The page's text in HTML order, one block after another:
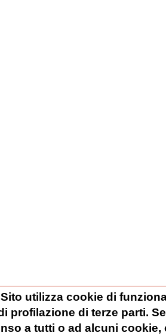
utilizza cookie di
profilazione di terze parti.
a tutti o ad alcuni